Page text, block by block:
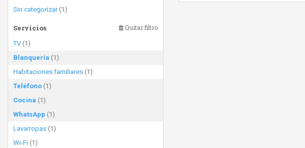
Sin categorizar(1)
Servicios Quitar filtro
TV (1)
Blanquería (1)
Habitaciones familiares (1)
Teléfono (1)
Cocina (1)
WhatsApp (1)
Lavarropas (1)
Wi-Fi (1)